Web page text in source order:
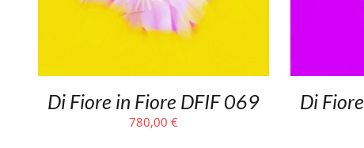
Di Fiore in Fiore DFIF 069
780,00 €
Di